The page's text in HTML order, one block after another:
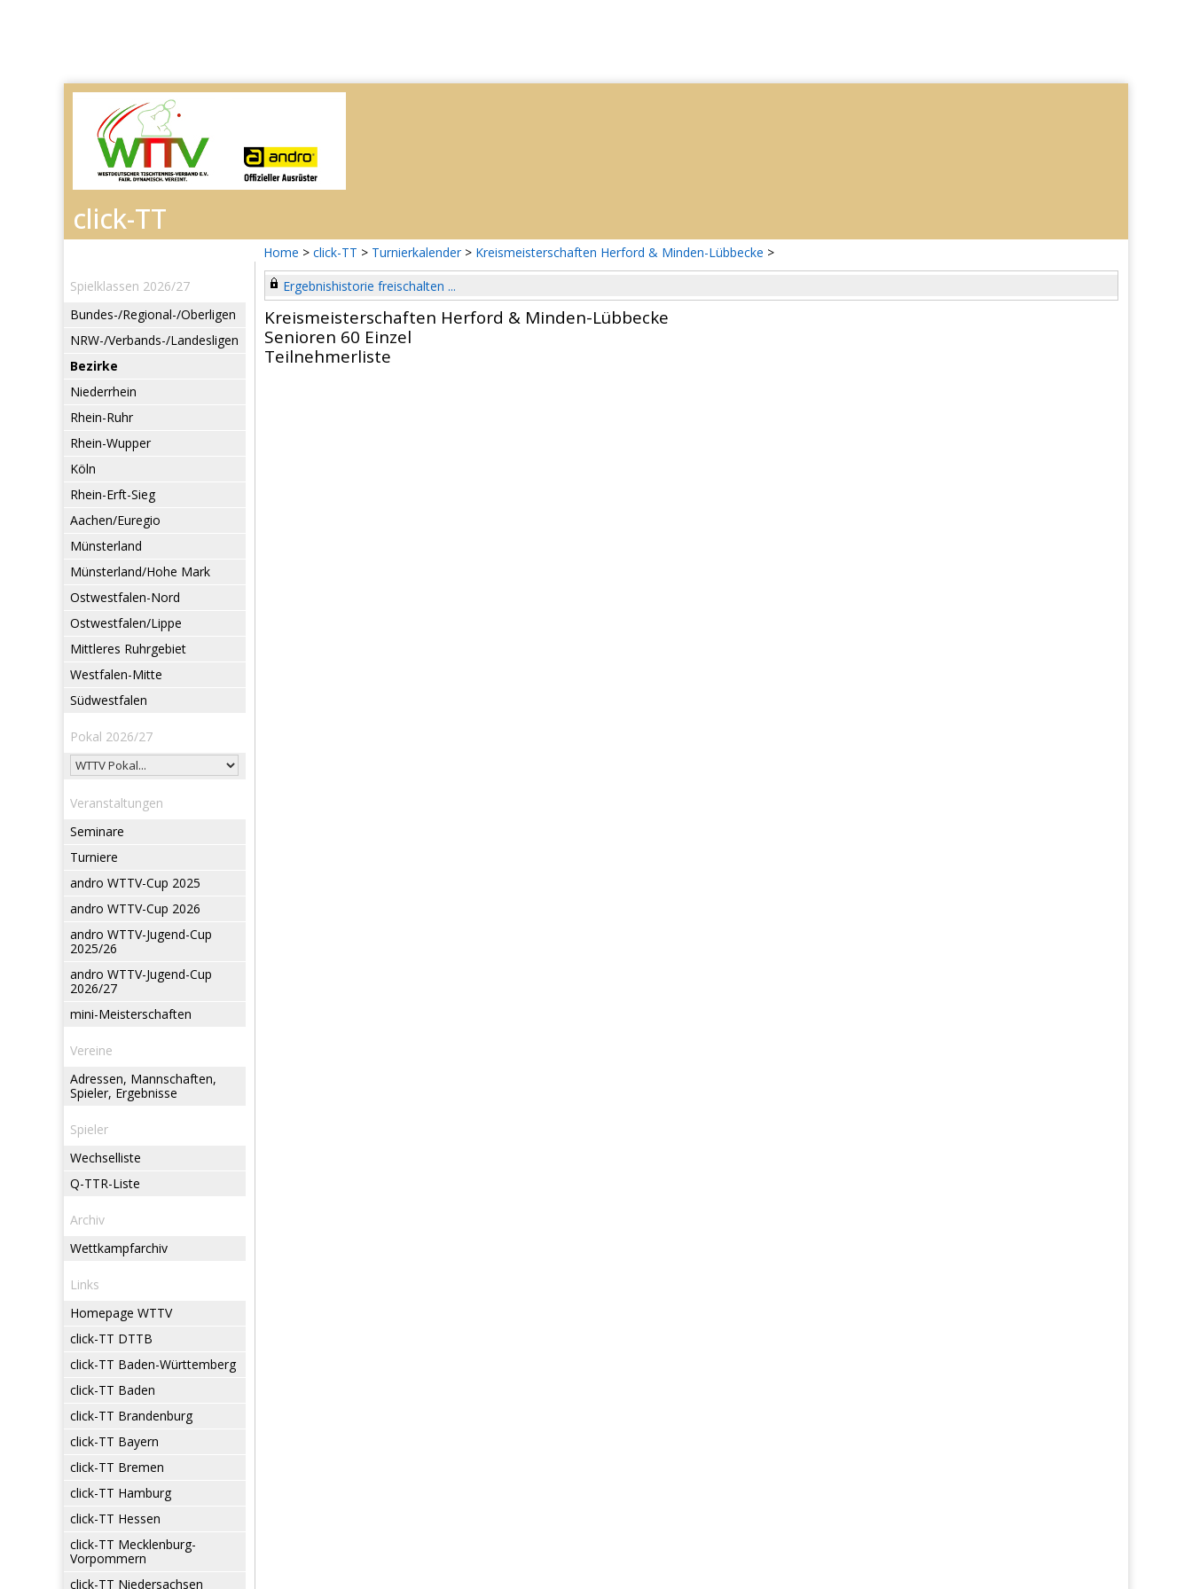
Home > click-TT > Turnierkalender > Kreismeisterschaften Herford & Minden-Lübbecke >
Spielklassen 2026/27
Bundes-/Regional-/Oberligen
NRW-/Verbands-/Landesligen
Bezirke
Niederrhein
Rhein-Ruhr
Rhein-Wupper
Köln
Rhein-Erft-Sieg
Aachen/Euregio
Münsterland
Münsterland/Hohe Mark
Ostwestfalen-Nord
Ostwestfalen/Lippe
Mittleres Ruhrgebiet
Westfalen-Mitte
Südwestfalen
Pokal 2026/27
Veranstaltungen
Seminare
Turniere
andro WTTV-Cup 2025
andro WTTV-Cup 2026
andro WTTV-Jugend-Cup
2025/26
andro WTTV-Jugend-Cup
2026/27
mini-Meisterschaften
Vereine
Adressen, Mannschaften,
Spieler, Ergebnisse
Spieler
Wechselliste
Q-TTR-Liste
Archiv
Wettkampfarchiv
Links
Homepage WTTV
click-TT DTTB
click-TT Baden-Württemberg
click-TT Baden
click-TT Brandenburg
click-TT Bayern
click-TT Bremen
click-TT Hamburg
click-TT Hessen
click-TT Mecklenburg-
Vorpommern
click-TT Niedersachsen
Ergebnishistorie freischalten ...
Kreismeisterschaften Herford & Minden-Lübbecke
Senioren 60 Einzel
Teilnehmerliste